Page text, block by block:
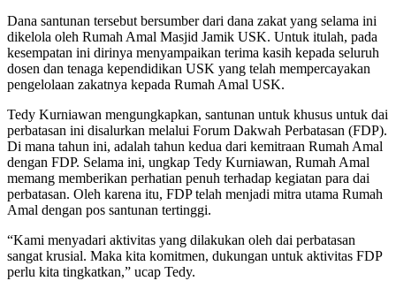
Dana santunan tersebut bersumber dari dana zakat yang selama ini
dikelola oleh Rumah Amal Masjid Jamik USK. Untuk itulah, pada
kesempatan ini dirinya menyampaikan terima kasih kepada seluruh
dosen dan tenaga kependidikan USK yang telah mempercayakan
pengelolaan zakatnya kepada Rumah Amal USK.
Tedy Kurniawan mengungkapkan, santunan untuk khusus untuk dai
perbatasan ini disalurkan melalui Forum Dakwah Perbatasan (FDP).
Di mana tahun ini, adalah tahun kedua dari kemitraan Rumah Amal
dengan FDP. Selama ini, ungkap Tedy Kurniawan, Rumah Amal
memang memberikan perhatian penuh terhadap kegiatan para dai
perbatasan. Oleh karena itu, FDP telah menjadi mitra utama Rumah
Amal dengan pos santunan tertinggi.
“Kami menyadari aktivitas yang dilakukan oleh dai perbatasan
sangat krusial. Maka kita komitmen, dukungan untuk aktivitas FDP
perlu kita tingkatkan,” ucap Tedy.